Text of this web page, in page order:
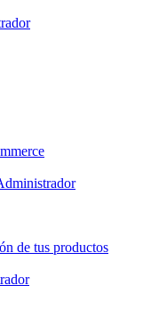
de tus productos